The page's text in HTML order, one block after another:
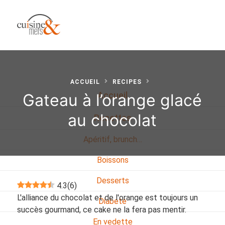
Accueil
Recettes
Apéritif, brunch…
Boissons
Desserts
Diabete
En vedette
ACCUEIL RECIPES
Gateau à l’orange glacé
au chocolat
4.3(6)
L'alliance du chocolat et de l'orange est toujours un
succès gourmand, ce cake ne la fera pas mentir.